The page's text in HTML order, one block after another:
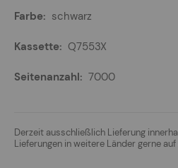
schwarz
Q7553X
7000
Derzeit ausschließlich Lieferung
Lieferungen in weitere Länder gerne auf